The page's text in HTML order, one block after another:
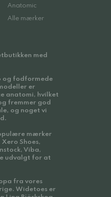
Anatomic
Alle mærker
med
og fodformede
er
anatomi, hvilket
fremmer god
og noget vi
mærker
Shoes,
Viba,
udvalgt for at
fra vores
Widetoes er